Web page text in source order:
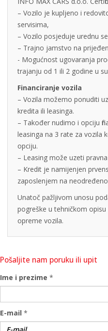
– Vozilo je kupljeno i
servisima,
– Vozilo posjeduje urednu
– Trajno jamstvo na
- Mogućnost ugovaranja
trajanju od 1 ili 2 godine u
Financiranje vozila
– Vozila možemo ponuditi
kredita ili leasinga.
– Također nudimo i opciju
leasinga na 3 rate za vozila
opciju.
– Leasing može uzeti pravna
– Kredit je namijenjen
zaposlenjem na neodređeno
Unatoč pažljivom unosu
pogreške u tehničkom
opreme vozila.
Pošaljite nam poruku ili upit
Ime i prezime *
E-mail *